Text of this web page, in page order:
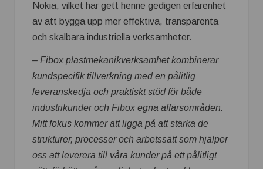
Nokia, vilket har gett henne gedigen erfarenhet
av att bygga upp mer effektiva, transparenta
och skalbara industriella verksamheter.
– Fibox plastmekanikverksamhet kombinerar
kundspecifik tillverkning med en pålitlig
leveranskedja och praktiskt stöd för både
industrikunder och Fibox egna affärsområden.
Mitt fokus kommer att ligga på att stärka de
strukturer, processer och arbetssätt som hjälper
oss att leverera till våra kunder på ett pålitligt